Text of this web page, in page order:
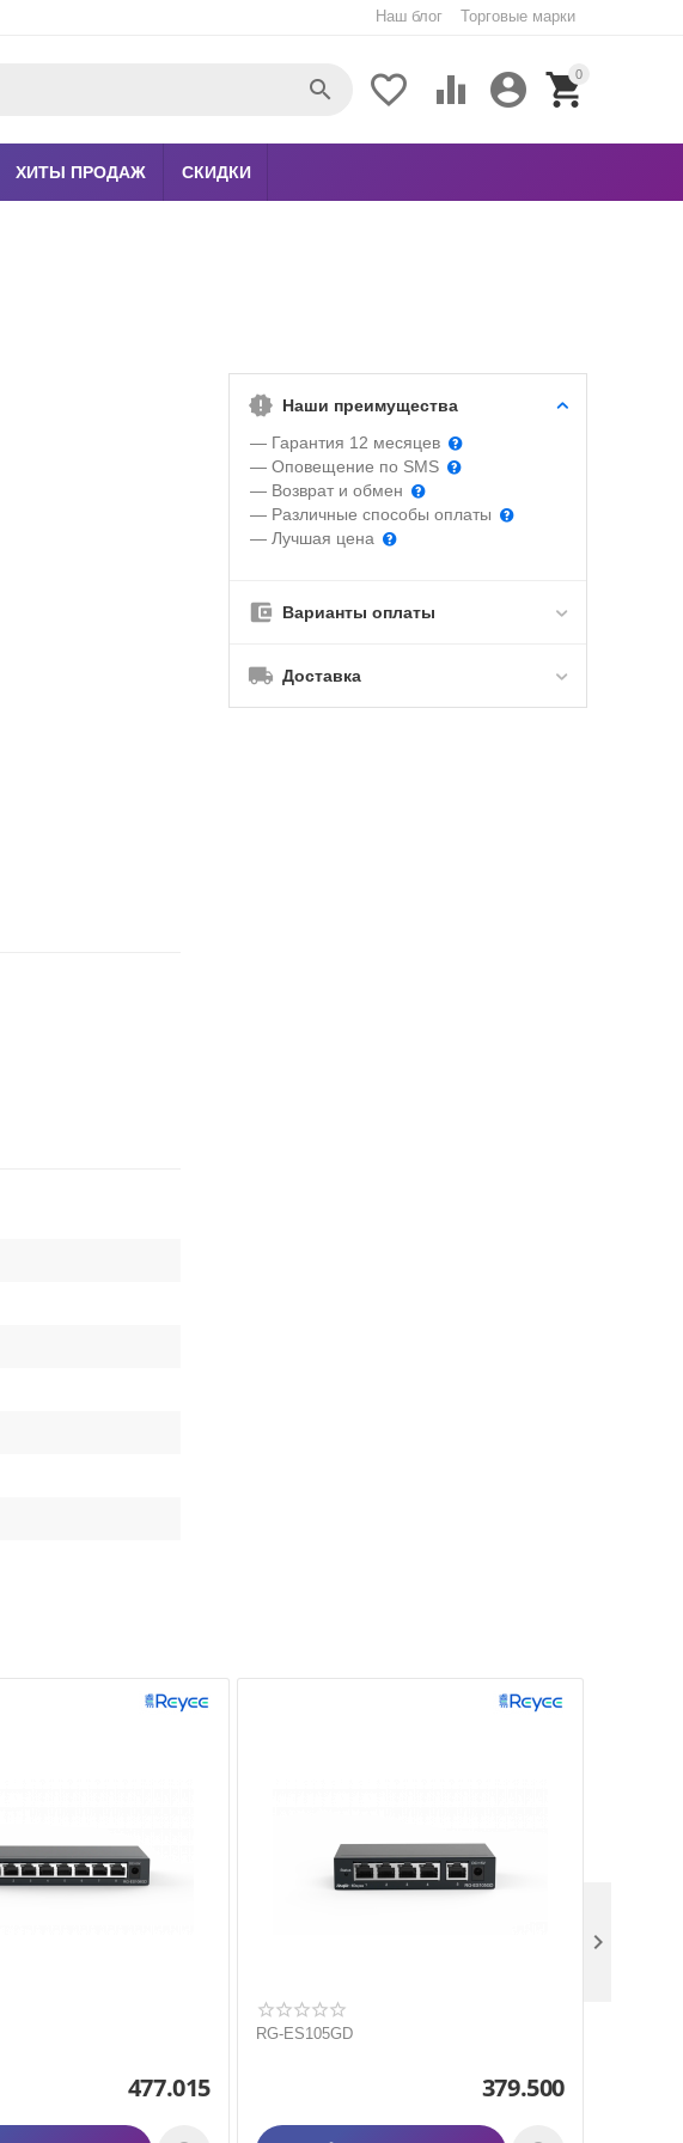
Наш блог Торговые марки
0


 

ХИТЫ ПРОДАЖ СКИДКИ
Наши преимущества
— Гарантия 12 месяцев
— Оповещение по SMS
— Возврат и обмен
— Различные способы оплаты
— Лучшая цена
Варианты оплаты
Доставка
477.015
RG-ES105GD
379.500
